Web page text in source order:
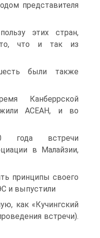
представителя
этих стран,
то, что и так из
были также
Канберрской
АСЕАН, и во
года встречи
в Малайзии,
принципы своего
и выпустили
как «Кучингский
встречи).